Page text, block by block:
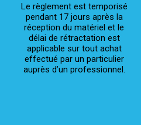
Le règlement est temporisé
pendant 17 jours après la
réception du matériel et le
délai de rétractation est
applicable sur tout achat
effectué par un particulier
auprès d’un professionnel.